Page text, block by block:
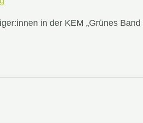
in der KEM „Grünes Band